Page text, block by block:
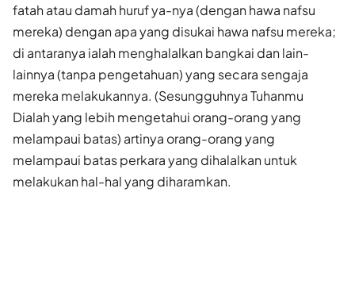
fatah atau damah huruf ya-nya (dengan hawa nafsu
mereka) dengan apa yang disukai hawa nafsu mereka;
di antaranya ialah menghalalkan bangkai dan lain-
lainnya (tanpa pengetahuan) yang secara sengaja
mereka melakukannya. (Sesungguhnya Tuhanmu
Dialah yang lebih mengetahui orang-orang yang
melampaui batas) artinya orang-orang yang
melampaui batas perkara yang dihalalkan untuk
melakukan hal-hal yang diharamkan.